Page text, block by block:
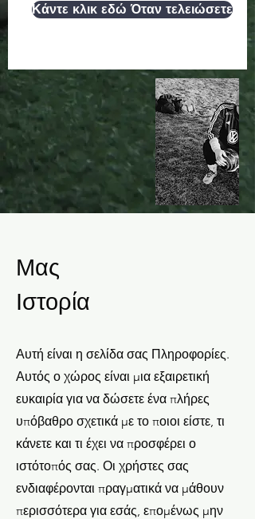
Κάντε κλικ εδώ Όταν τελειώσετε
Μας
Ιστορία
Αυτή είναι η σελίδα σας Πληροφορίες.
Αυτός ο χώρος είναι μια εξαιρετική
ευκαιρία για να δώσετε ένα πλήρες
υπόβαθρο σχετικά με το ποιοι είστε, τι
κάνετε και τι έχει να προσφέρει ο
ιστότοπός σας. Οι χρήστες σας
ενδιαφέρονται πραγματικά να μάθουν
περισσότερα για εσάς, επομένως μην